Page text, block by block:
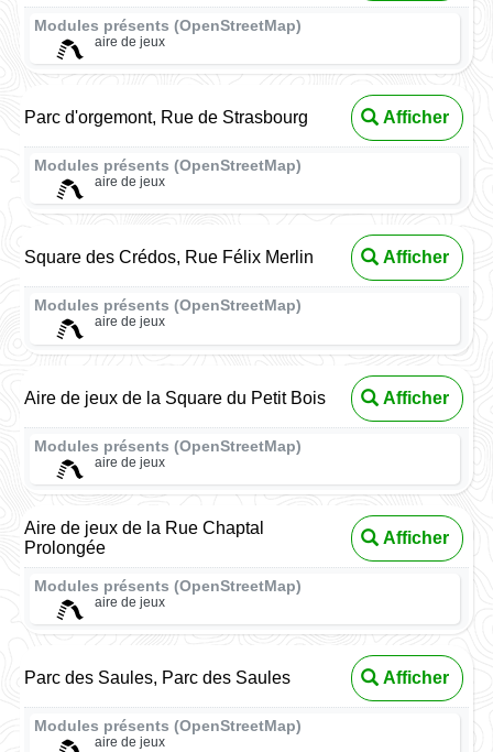
Modules présents (OpenStreetMap)
aire de jeux
Parc d'orgemont, Rue de Strasbourg Afficher
Modules présents (OpenStreetMap)
aire de jeux
Square des Crédos, Rue Félix Merlin Afficher
Modules présents (OpenStreetMap)
aire de jeux
Aire de jeux de la Square du Petit Bois Afficher
Modules présents (OpenStreetMap)
aire de jeux
Aire de jeux de la Rue Chaptal
Prolongée
Afficher
Modules présents (OpenStreetMap)
aire de jeux
Parc des Saules, Parc des Saules Afficher
Modules présents (OpenStreetMap)
aire de jeux